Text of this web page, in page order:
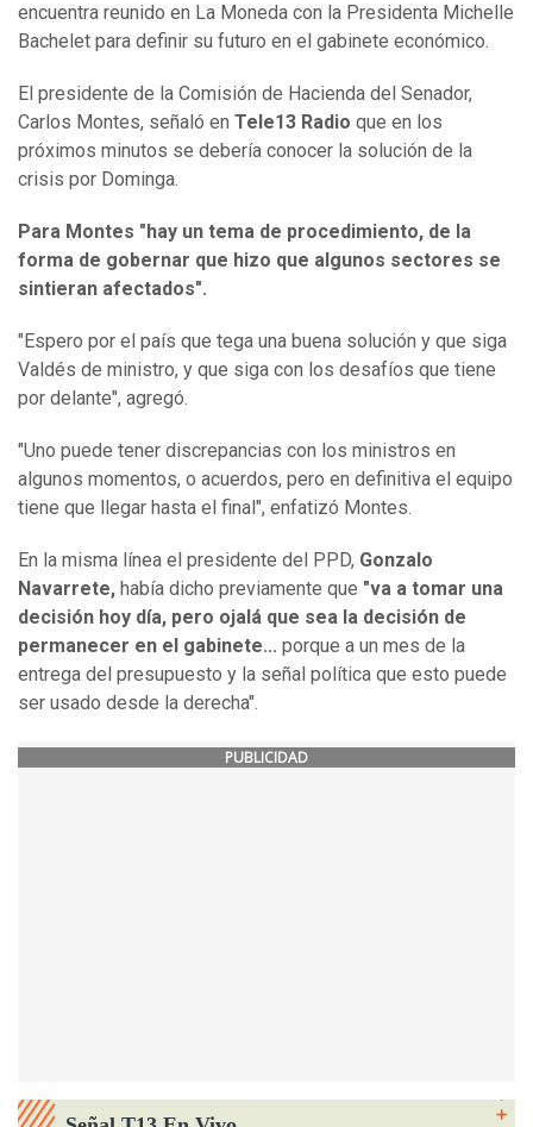
encuentra reunido en La Moneda con la Presidenta Michelle
Bachelet para definir su futuro en el gabinete económico.
El presidente de la Comisión de Hacienda del Senador,
Carlos Montes, señaló en Tele13 Radio que en los
próximos minutos se debería conocer la solución de la
crisis por Dominga.
Para Montes "hay un tema de procedimiento, de la
forma de gobernar que hizo que algunos sectores se
sintieran afectados".
"Espero por el país que tega una buena solución y que siga
Valdés de ministro, y que siga con los desafíos que tiene
por delante", agregó.
"Uno puede tener discrepancias con los ministros en
algunos momentos, o acuerdos, pero en definitiva el equipo
tiene que llegar hasta el final", enfatizó Montes.
En la misma línea el presidente del PPD, Gonzalo
Navarrete, había dicho previamente que "va a tomar una
decisión hoy día, pero ojalá que sea la decisión de
permanecer en el gabinete... porque a un mes de la
entrega del presupuesto y la señal política que esto puede
ser usado desde la derecha".
PUBLICIDAD